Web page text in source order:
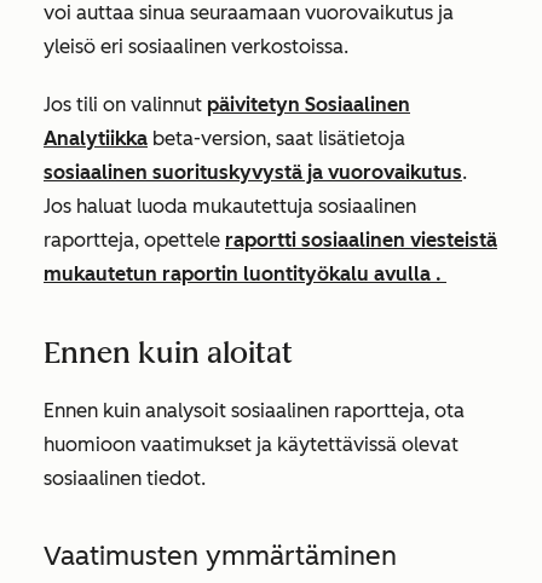
voi auttaa sinua seuraamaan vuorovaikutus ja
yleisö eri sosiaalinen verkostoissa.
Jos tili on valinnut päivitetyn Sosiaalinen
Analytiikka beta-version, saat lisätietoja
sosiaalinen suorituskyvystä ja vuorovaikutus.
Jos haluat luoda mukautettuja sosiaalinen
raportteja, opettele raportti sosiaalinen viesteistä
mukautetun raportin luontityökalu avulla .
Ennen kuin aloitat
Ennen kuin analysoit sosiaalinen raportteja, ota
huomioon vaatimukset ja käytettävissä olevat
sosiaalinen tiedot.
Vaatimusten ymmärtäminen